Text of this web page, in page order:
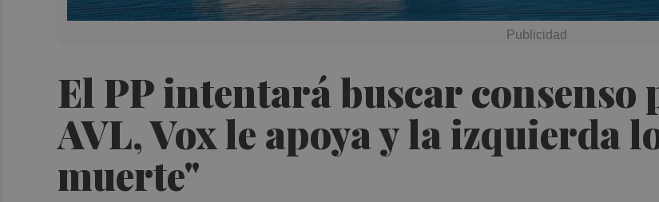
El PP intentará buscar
AVL, Vox le apoya y la izquierda
muerte"